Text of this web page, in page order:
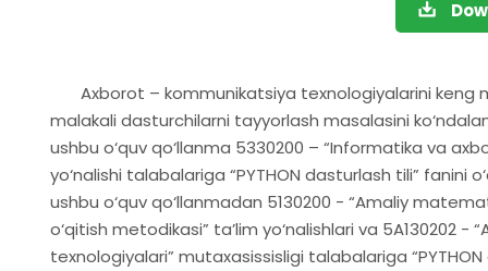
Axborot – kommunikatsiya texnologiyalarini keng
malakali dasturchilarni tayyorlash masalasini
ushbu o‘quv qo‘llanma 5330200 – “Informatika va
yo‘nalishi talabalariga “PYTHON dasturlash tili” fanini
ushbu o‘quv qo‘llanmadan 5130200 - “Amaliy
o‘qitish metodikasi” ta’lim yo‘nalishlari va 5A130202
texnologiyalari” mutaxasissisligi talabalariga